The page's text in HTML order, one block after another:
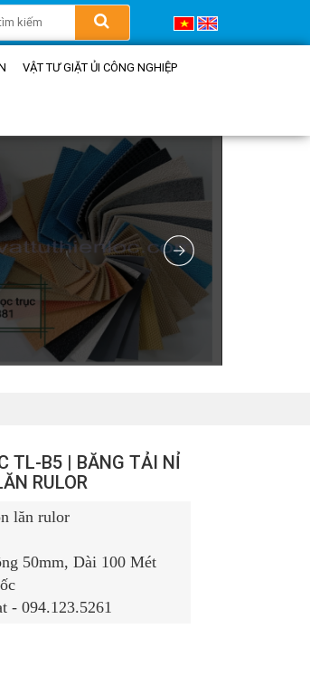
VẬT TƯ GIẶT ỦI CÔNG NGHIỆP
TL-B5 | BĂNG TẢI NỈ
RULOR
lăn rulor
50mm, Dài 100 Mét
- 094.123.5261